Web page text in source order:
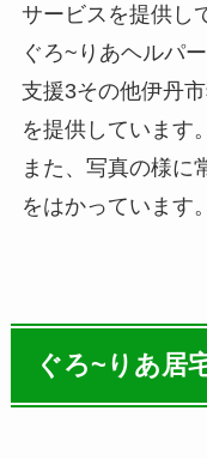
サービスを提供し
ぐろ~りあヘルパ
支援3その他伊丹
を提供しています。
また、写真の様に
をはかっています。
ぐろ~りあ居